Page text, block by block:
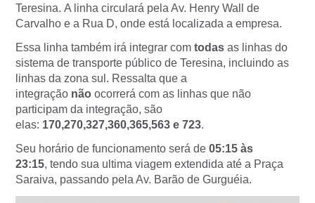
Teresina. A linha circulará pela Av. Henry Wall de
Carvalho e a Rua D, onde está localizada a empresa.
Essa linha também irá integrar com todas as linhas do
sistema de transporte público de Teresina, incluindo as
linhas da zona sul. Ressalta que a
integração não ocorrerá com as linhas que não
participam da integração, são
elas: 170,270,327,360,365,563 e 723.
Seu horário de funcionamento será de 05:15 às
23:15, tendo sua ultima viagem extendida até a Praça
Saraiva, passando pela Av. Barão de Gurguéia.